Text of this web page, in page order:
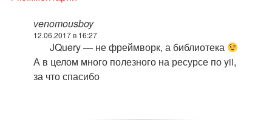
venomousboy
12.06.2017 в 16:27
JQuery — не фреймворк, а библиотека
А в целом много полезного на ресурсе по yii,
за что спасибо